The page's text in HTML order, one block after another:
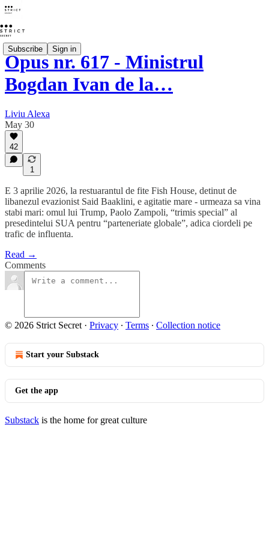
Subscribe Sign in
Opus nr. 617 - Ministrul
Bogdan Ivan de la…
Liviu Alexa
May 30
42
1
E 3 aprilie 2026, la restuarantul de fite Fish House, detinut de
libanezul evazionist Said Baaklini, e agitatie mare - urmeaza sa vina
stabi mari: omul lui Trump, Paolo Zampoli, “trimis special” al
presedintelui SUA pentru “parteneriate globale”, adica ciordeli pe
trafic de influenta.
Read →
Comments
© 2026 Strict Secret · Privacy ∙ Terms ∙ Collection notice
Start your Substack
Get the app
Substack is the home for great culture